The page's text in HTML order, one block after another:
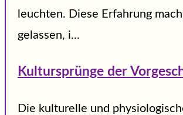
leuchten. Diese Erfahrung
gelassen, i...
Kultursprünge der
Die kulturelle und